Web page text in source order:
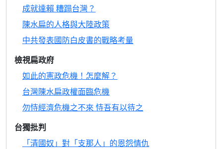
成就達賴 糟蹋台灣？
陳水扁的人格與大陸政策
中共發表國防白皮書的戰略考量
檢視扁政府
如此的憲政危機！怎麼解？
台灣陳水扁政權面臨危機
勿恃經濟危機之不來 恃吾有以待之
台獨批判
「清國奴」對「支那人」的恩怨情仇